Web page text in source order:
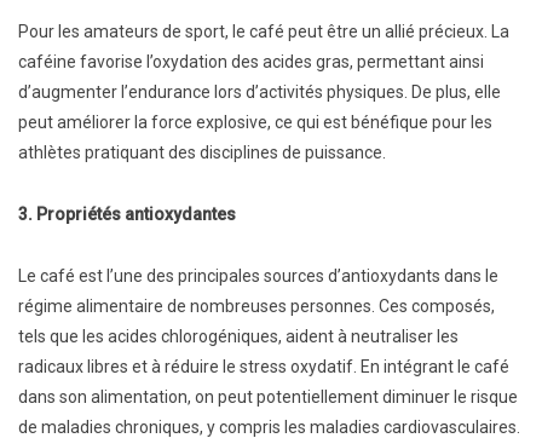
Pour les amateurs de sport, le café peut être un allié précieux. La
caféine favorise l’oxydation des acides gras, permettant ainsi
d’augmenter l’endurance lors d’activités physiques. De plus, elle
peut améliorer la force explosive, ce qui est bénéfique pour les
athlètes pratiquant des disciplines de puissance.
3. Propriétés antioxydantes
Le café est l’une des principales sources d’antioxydants dans le
régime alimentaire de nombreuses personnes. Ces composés,
tels que les acides chlorogéniques, aident à neutraliser les
radicaux libres et à réduire le stress oxydatif. En intégrant le café
dans son alimentation, on peut potentiellement diminuer le risque
de maladies chroniques, y compris les maladies cardiovasculaires.